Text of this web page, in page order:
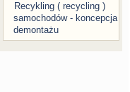
Recykling ( recycling )
samochodów - koncepcja
demontażu